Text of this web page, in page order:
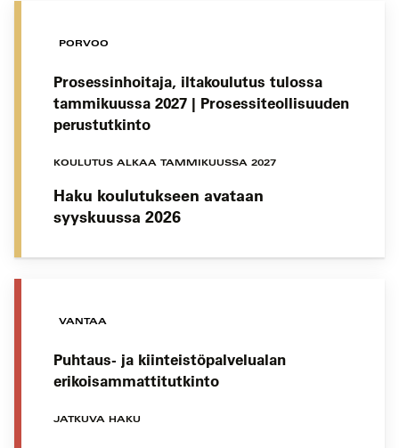
PORVOO
Prosessinhoitaja, iltakoulutus tulossa
tammikuussa 2027 | Prosessiteollisuuden
perustutkinto
KOULUTUS ALKAA TAMMIKUUSSA 2027
Haku koulutukseen avataan
syyskuussa 2026
VANTAA
Puhtaus- ja kiinteistöpalvelualan
erikoisammattitutkinto
JATKUVA HAKU